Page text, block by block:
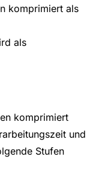
komprimiert als
als
komprimiert
und
Stufen